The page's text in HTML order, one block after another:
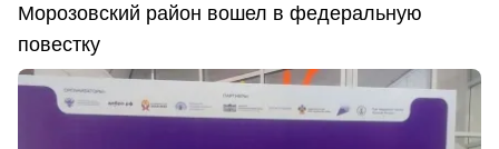
Морозовский район вошел в федеральную
повестку